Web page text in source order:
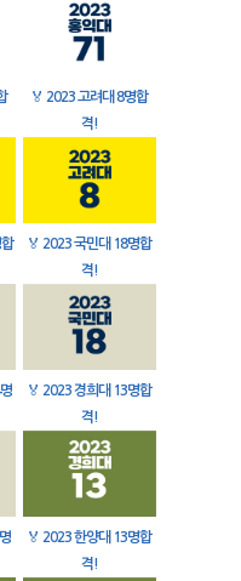
🏅 2023 고려대 8명합
격!
🏅 2023 국민대 18명합
격!
🏅 2023 경희대 13명합
격!
🏅 2023 한양대 13명합
격!